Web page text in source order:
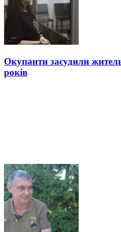
Окупанти засудили
років